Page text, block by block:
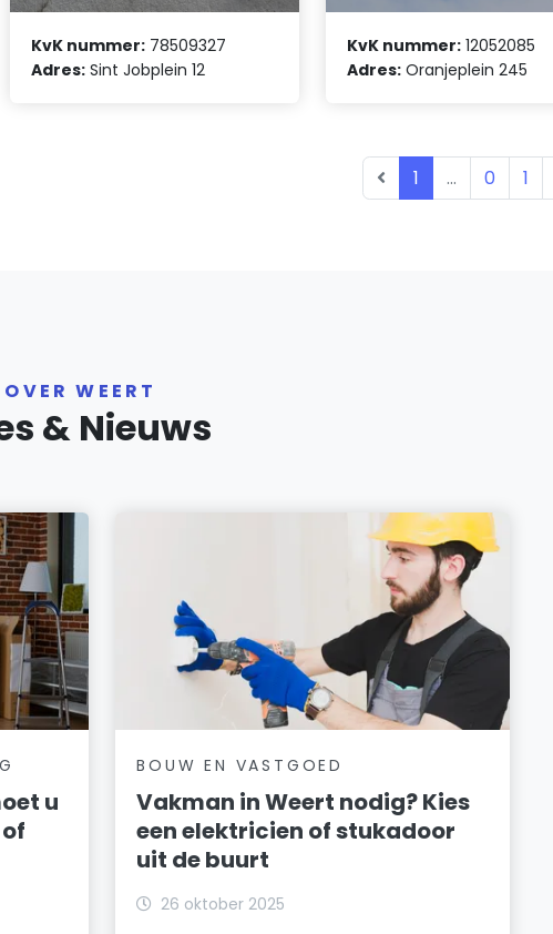
KvK nummer: 78509327
Adres: Sint Jobplein 12
KvK nummer: 12052085
Adres: Oranjeplein 245
1 ... 0 1
WEERT
& Nieuws
u
BOUW EN VASTGOED
Vakman in Weert nodig? Kies
een elektricien of stukadoor
uit de buurt
26 oktober 2025